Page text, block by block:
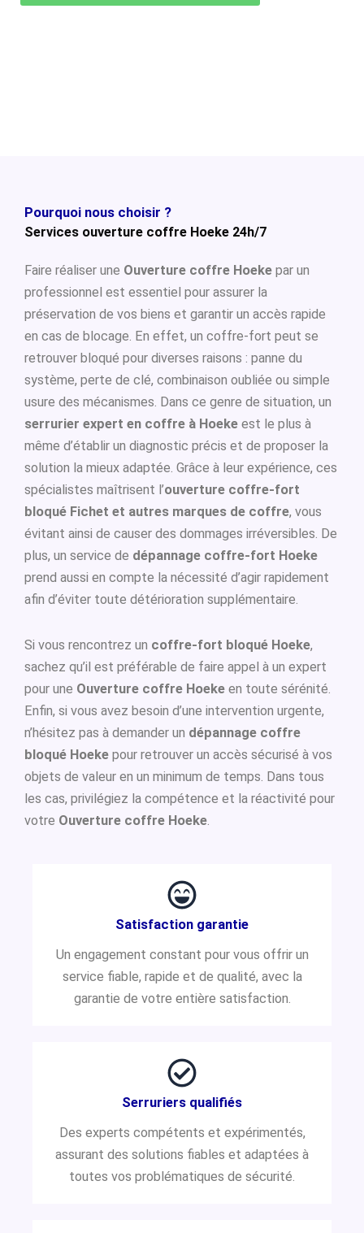
Pourquoi nous choisir ?
Services ouverture coffre Hoeke 24h/7
Faire réaliser une Ouverture coffre Hoeke par un
professionnel est essentiel pour assurer la
préservation de vos biens et garantir un accès rapide
en cas de blocage. En effet, un coffre-fort peut se
retrouver bloqué pour diverses raisons : panne du
système, perte de clé, combinaison oubliée ou simple
usure des mécanismes. Dans ce genre de situation, un
serrurier expert en coffre à Hoeke est le plus à
même d’établir un diagnostic précis et de proposer la
solution la mieux adaptée. Grâce à leur expérience, ces
spécialistes maîtrisent l’ouverture coffre-fort
bloqué Fichet et autres marques de coffre, vous
évitant ainsi de causer des dommages irréversibles. De
plus, un service de dépannage coffre-fort Hoeke
prend aussi en compte la nécessité d’agir rapidement
afin d’éviter toute détérioration supplémentaire.
Si vous rencontrez un coffre-fort bloqué Hoeke,
sachez qu’il est préférable de faire appel à un expert
pour une Ouverture coffre Hoeke en toute sérénité.
Enfin, si vous avez besoin d’une intervention urgente,
n’hésitez pas à demander un dépannage coffre
bloqué Hoeke pour retrouver un accès sécurisé à vos
objets de valeur en un minimum de temps. Dans tous
les cas, privilégiez la compétence et la réactivité pour
votre Ouverture coffre Hoeke.
Satisfaction garantie
Un engagement constant pour vous offrir un
service fiable, rapide et de qualité, avec la
garantie de votre entière satisfaction.
Serruriers qualifiés
Des experts compétents et expérimentés,
assurant des solutions fiables et adaptées à
toutes vos problématiques de sécurité.